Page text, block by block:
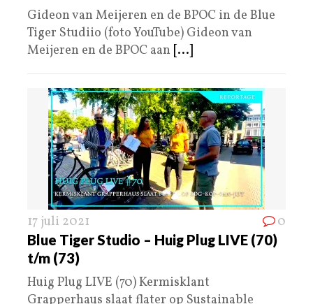
Gideon van Meijeren en de BPOC in de Blue
Tiger Studiio (foto YouTube) Gideon van
Meijeren en de BPOC aan [...]
17 juli 2021 0
Blue Tiger Studio – Huig Plug LIVE (70)
t/m (73)
Huig Plug LIVE (70) Kermisklant
Grapperhaus slaat flater op Sustainable